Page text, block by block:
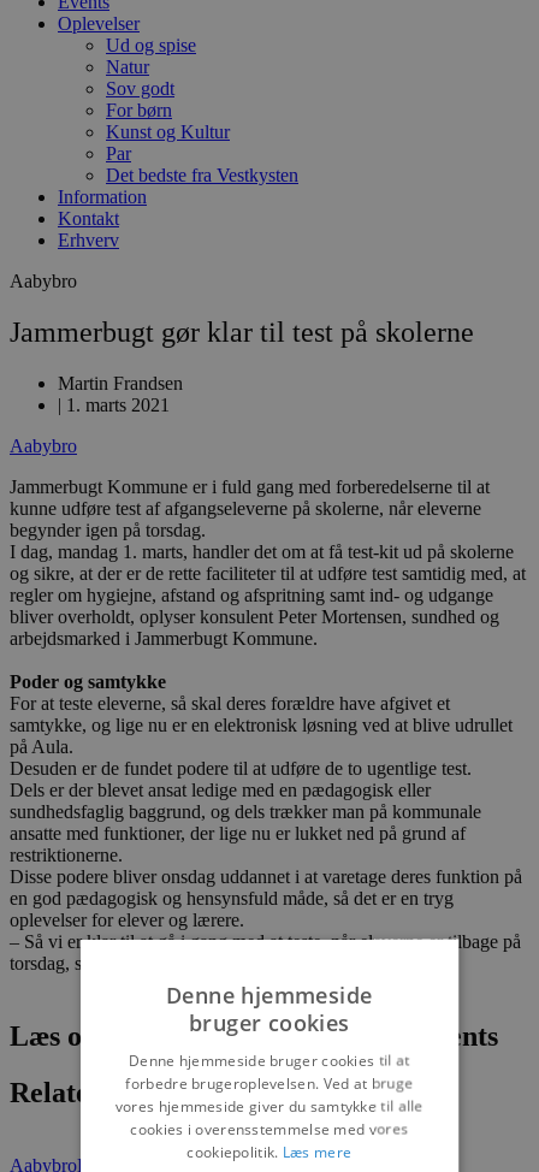
Oplevelser
Ud og spise
Natur
Sov godt
For børn
Kunst og Kultur
Par
Det bedste fra Vestkysten
Information
Kontakt
Erhverv
Aabybro
Jammerbugt gør klar til test på skolerne
Martin Frandsen
| 1. marts 2021
Aabybro
Jammerbugt Kommune er i fuld gang med forberedelserne til at
kunne udføre test af afgangseleverne på skolerne, når eleverne
begynder igen på torsdag.
I dag, mandag 1. marts, handler det om at få test-kit ud på skolerne
og sikre, at der er de rette faciliteter til at udføre test samtidig med, at
regler om hygiejne, afstand og afspritning samt ind- og udgange
bliver overholdt, oplyser konsulent Peter Mortensen, sundhed og
arbejdsmarked i Jammerbugt Kommune.
Poder og samtykke
For at teste eleverne, så skal deres forældre have afgivet et
samtykke, og lige nu er en elektronisk løsning ved at blive udrullet
på Aula.
Desuden er de fundet podere til at udføre de to ugentlige test.
Dels er der blevet ansat ledige med en pædagogisk eller
sundhedsfaglig baggrund, og dels trækker man på kommunale
ansatte med funktioner, der lige nu er lukket ned på grund af
restriktionerne.
Disse podere bliver onsdag uddannet i at varetage deres funktion på
en god pædagogisk og hensynsfuld måde, så det er en tryg
oplevelser for elever og lærere.
– Så vi er klar til at gå i gang med at teste, når eleverne er tilbage på
torsdag, siger Peter Mortensen.
Læs om fantastiske oplevelser og events
Relaterede artikler
AabybroDet sker
Denne hjemmeside
bruger cookies
Denne hjemmeside bruger cookies til at
forbedre brugeroplevelsen. Ved at bruge
vores hjemmeside giver du samtykke til alle
cookies i overensstemmelse med vores
cookiepolitik. Læs mere